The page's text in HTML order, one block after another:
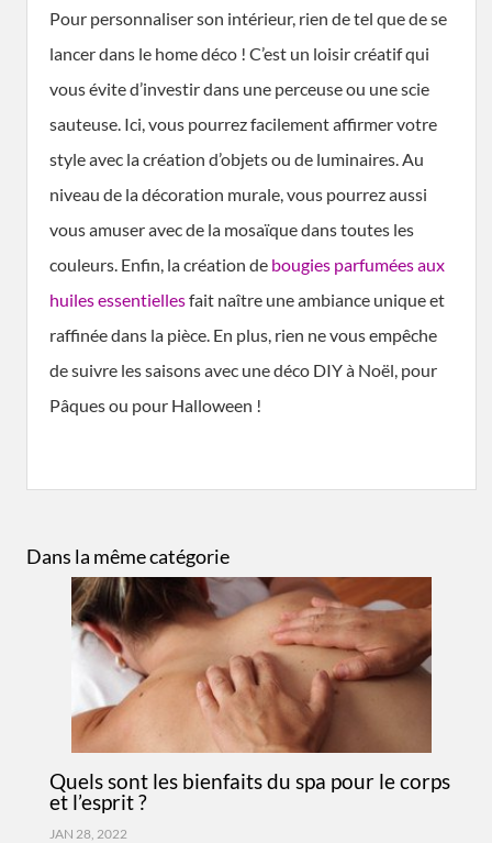
Pour personnaliser son intérieur, rien de tel que de se
lancer dans le home déco ! C’est un loisir créatif qui
vous évite d’investir dans une perceuse ou une scie
sauteuse. Ici, vous pourrez facilement affirmer votre
style avec la création d’objets ou de luminaires. Au
niveau de la décoration murale, vous pourrez aussi
vous amuser avec de la mosaïque dans toutes les
couleurs. Enfin, la création de bougies parfumées aux
huiles essentiellesfait naître une ambiance unique et
raffinée dans la pièce. En plus, rien ne vous empêche
de suivre les saisons avec une déco DIY à Noël, pour
Pâques ou pour Halloween !
Dans la même catégorie
Quels sont les bienfaits du spa pour le corps
et l’esprit ?
JAN 28, 2022